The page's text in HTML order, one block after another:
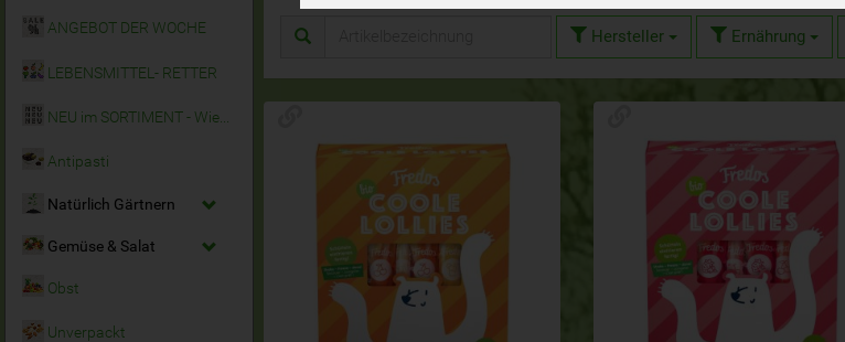
ANGEBOT DER WOCHE
LEBENSMITTEL- RETTER
Antipasti
Natürlich Gärtnern
Gemüse & Salat
Obst
Unverpackt
Hersteller Ernährung